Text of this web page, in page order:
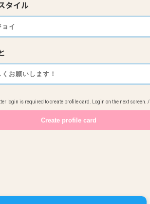
タイル
login is required to create profile card. Login on the next screen. /